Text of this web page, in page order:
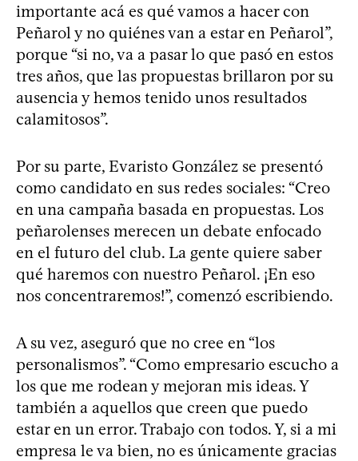
importante acá es qué vamos a hacer con
Peñarol y no quiénes van a estar en Peñarol”,
porque “si no, va a pasar lo que pasó en estos
tres años, que las propuestas brillaron por su
ausencia y hemos tenido unos resultados
calamitosos”.
Por su parte, Evaristo González se presentó
como candidato en sus redes sociales: “Creo
en una campaña basada en propuestas. Los
peñarolenses merecen un debate enfocado
en el futuro del club. La gente quiere saber
qué haremos con nuestro Peñarol. ¡En eso
nos concentraremos!”, comenzó escribiendo.
A su vez, aseguró que no cree en “los
personalismos”. “Como empresario escucho a
los que me rodean y mejoran mis ideas. Y
también a aquellos que creen que puedo
estar en un error. Trabajo con todos. Y, si a mi
empresa le va bien, no es únicamente gracias